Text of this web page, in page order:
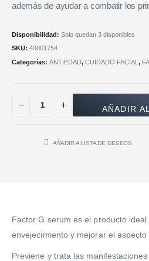
además de ayudar a combatir los
Disponibilidad: Solo quedan 3 disponibles
SKU: 40001754
Categorías: ANTIEDAD, CUIDADO FACIAL ,
AÑADIR
AÑADIR A LISTA DE DESEOS
Factor G serum es el producto
envejecimiento y mejorar el aspecto
Previene y trata las